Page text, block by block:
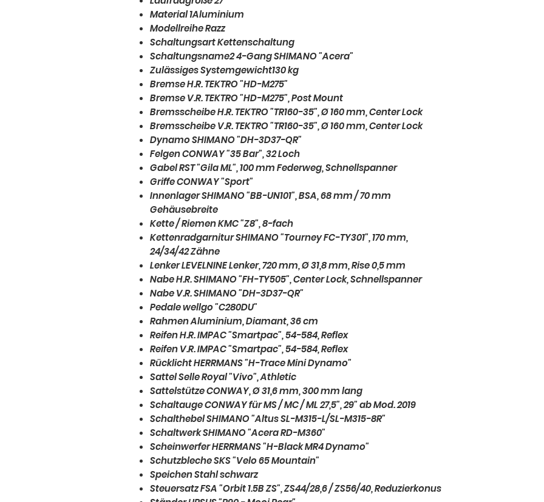
Material 1Aluminium
Modellreihe Razz
Schaltungsart Kettenschaltung
Schaltungsname2 4-Gang SHIMANO "Acera"
Zulässiges Systemgewicht130 kg
Bremse H.R. TEKTRO "HD-M275"
Bremse V.R. TEKTRO "HD-M275", Post Mount
Bremsscheibe H.R. TEKTRO "TR160-35", Ø 160 mm, Center Lock
Bremsscheibe V.R. TEKTRO "TR160-35", Ø 160 mm, Center Lock
Dynamo SHIMANO "DH-3D37-QR"
Felgen CONWAY "35 Bar", 32 Loch
Gabel RST "Gila ML", 100 mm Federweg, Schnellspanner
Griffe CONWAY "Sport"
Innenlager SHIMANO "BB-UN101", BSA, 68 mm / 70 mm
Gehäusebreite
Kette / Riemen KMC "Z8", 8-fach
Kettenradgarnitur SHIMANO "Tourney FC-TY301", 170 mm,
24/34/42 Zähne
Lenker LEVELNINE Lenker, 720 mm, Ø 31,8 mm, Rise 0,5 mm
Nabe H.R. SHIMANO "FH-TY505", Center Lock, Schnellspanner
Nabe V.R. SHIMANO "DH-3D37-QR"
Pedale wellgo "C280DU"
Rahmen Aluminium, Diamant, 36 cm
Reifen H.R. IMPAC "Smartpac", 54-584, Reflex
Reifen V.R. IMPAC "Smartpac", 54-584, Reflex
Rücklicht HERRMANS "H-Trace Mini Dynamo"
Sattel Selle Royal "Vivo", Athletic
Sattelstütze CONWAY, Ø 31,6 mm, 300 mm lang
Schaltauge CONWAY für MS / MC / ML 27,5", 29" ab Mod. 2019
Schalthebel SHIMANO "Altus SL-M315-L/SL-M315-8R"
Schaltwerk SHIMANO "Acera RD-M360"
Scheinwerfer HERRMANS "H-Black MR4 Dynamo"
Schutzbleche SKS "Velo 65 Mountain"
Speichen Stahl schwarz
Steuersatz FSA "Orbit 1.5B ZS", ZS44/28,6 / ZS56/40, Reduzierkonus